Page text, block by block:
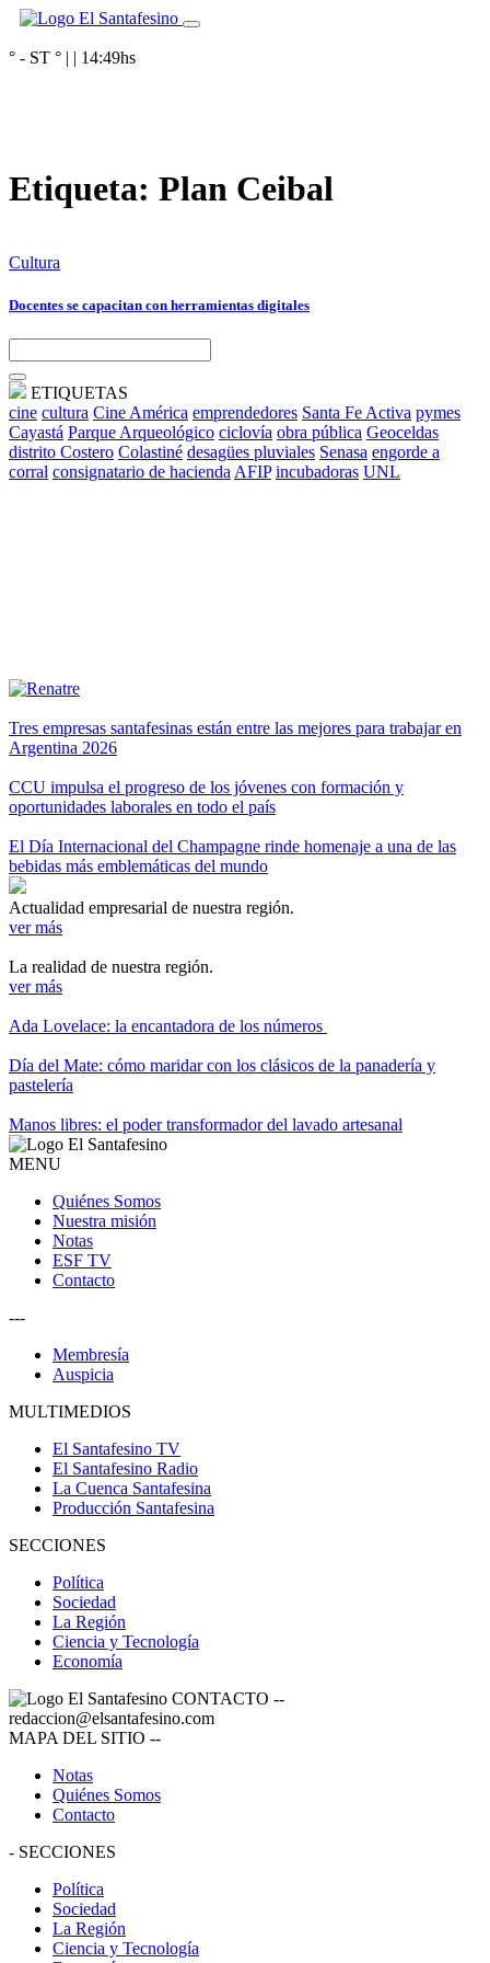
° - ST ° | | 14:49hs
Etiqueta: Plan Ceibal
Cultura
Docentes se capacitan con herramientas digitales
ETIQUETAS
cine cultura Cine América emprendedores Santa Fe Activa pymes
Cayastá Parque Arqueológico ciclovía obra pública Geoceldas
distrito Costero Colastiné desagües pluviales Senasa engorde a
corral consignatario de hacienda AFIP incubadoras UNL
Tres empresas santafesinas están entre las mejores para trabajar en
Argentina 2026
CCU impulsa el progreso de los jóvenes con formación y
oportunidades laborales en todo el país
El Día Internacional del Champagne rinde homenaje a una de las
bebidas más emblemáticas del mundo
Actualidad empresarial de nuestra región.
ver más
La realidad de nuestra región.
ver más
Ada Lovelace: la encantadora de los números
Día del Mate: cómo maridar con los clásicos de la panadería y
pastelería
Manos libres: el poder transformador del lavado artesanal
MENU
Quiénes Somos
Nuestra misión
Notas
ESF TV
Contacto
---
Membresía
Auspicia
MULTIMEDIOS
El Santafesino TV
El Santafesino Radio
La Cuenca Santafesina
Producción Santafesina
SECCIONES
Política
Sociedad
La Región
Ciencia y Tecnología
Economía
CONTACTO --
redaccion@elsantafesino.com
MAPA DEL SITIO --
Notas
Quiénes Somos
Contacto
- SECCIONES
Política
Sociedad
La Región
Ciencia y Tecnología